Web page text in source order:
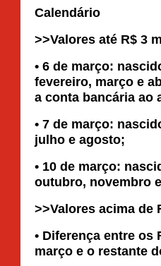
Calendário
>>Valores até R$ 3
• 6 de março:
fevereiro, março e
a conta bancária ao
• 7 de março:
julho e agosto;
• 10 de março:
outubro, novembro
>>Valores acima de
• Diferença entre os
março e o restante